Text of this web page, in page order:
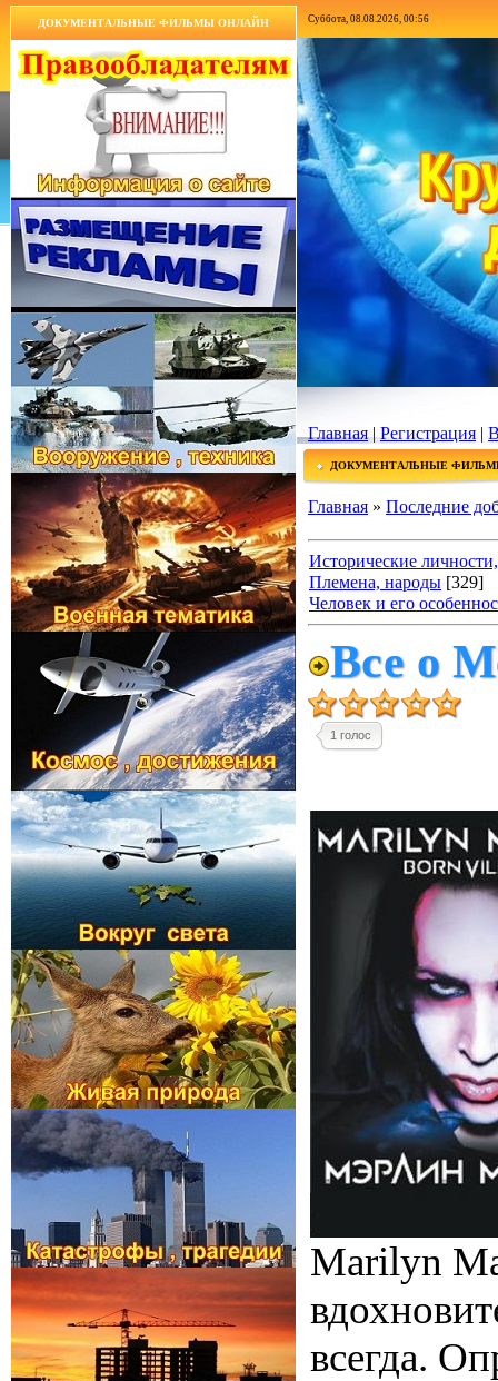
ДОКУМЕНТАЛЬНЫЕ ФИЛЬМЫ ОНЛАЙН Суббота, 08.08.2026, 00:56
Главная|Регистрация |
ДОКУМЕНТАЛЬНЫЕ
Главная » Последние
Исторические
Племена, народы [329]
Человек и его
Все о
1 голос
Marilyn
всегда.